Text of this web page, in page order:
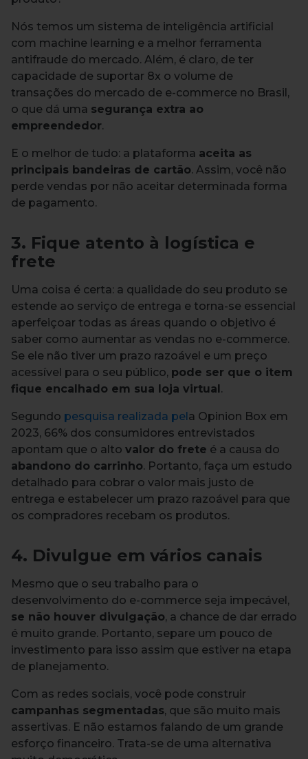
Nós temos um sistema de inteligência artificial
com machine learning e a melhor ferramenta
antifraude do mercado. Além, é claro, de ter
capacidade de suportar 8x o volume de
transações do mercado de e-commerce no Brasil,
o que dá uma segurança extra ao
empreendedor.
E o melhor de tudo: a plataforma aceita as
principais bandeiras de cartão. Assim, você não
perde vendas por não aceitar determinada forma
de pagamento.
3. Fique atento à logística e
frete
Uma coisa é certa: a qualidade do seu produto se
estende ao serviço de entrega e torna-se essencial
aperfeiçoar todas as áreas quando o objetivo é
saber como aumentar as vendas no e-commerce.
Se ele não tiver um prazo razoável e um preço
acessível para o seu público, pode ser que o item
fique encalhado em sua loja virtual.
Segundo pesquisa realizada pela Opinion Box em
2023, 66% dos consumidores entrevistados
apontam que o alto valor do frete é a causa do
abandono do carrinho. Portanto, faça um estudo
detalhado para cobrar o valor mais justo de
entrega e estabelecer um prazo razoável para que
os compradores recebam os produtos.
4. Divulgue em vários canais
Mesmo que o seu trabalho para o
desenvolvimento do e-commerce seja impecável,
se não houver divulgação, a chance de dar errado
é muito grande. Portanto, separe um pouco de
investimento para isso assim que estiver na etapa
de planejamento.
Com as redes sociais, você pode construir
campanhas segmentadas, que são muito mais
assertivas. E não estamos falando de um grande
esforço financeiro. Trata-se de uma alternativa